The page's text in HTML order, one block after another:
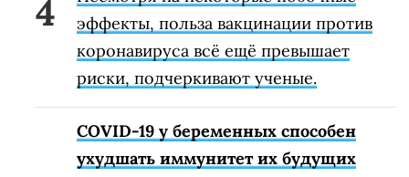
эффекты, польза вакцинации против
коронавируса всё ещё превышает
риски, подчеркивают ученые.
COVID-19 у беременных способен
ухудшать иммунитет их будущих